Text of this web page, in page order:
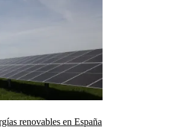
renovables en España